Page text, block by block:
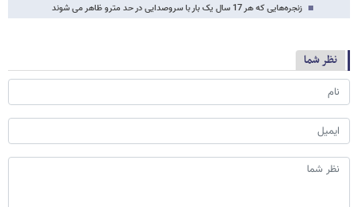
زنجره‌هایی که هر 17 سال یک بار با سروصدایی در حد مترو ظاهر می شوند
نظر شما